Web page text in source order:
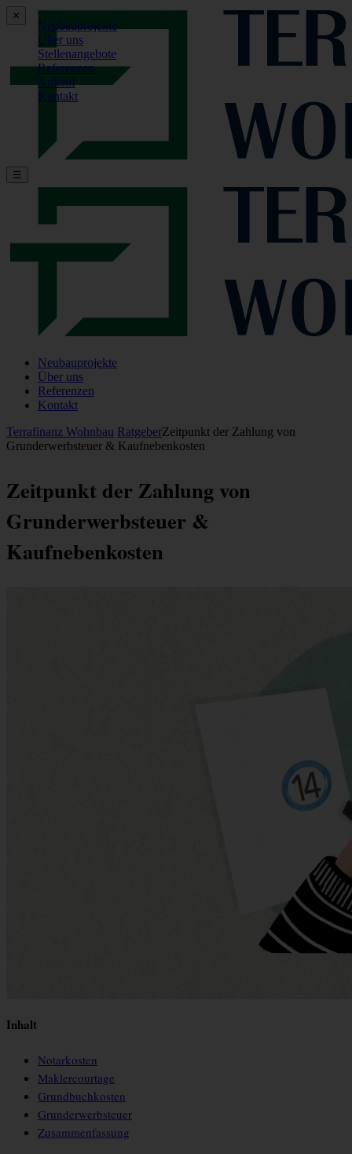
×
Neubauprojekte
Über uns
Stellenangebote
Referenzen
Ankauf
Kontakt
☰
Neubauprojekte
Über uns
Referenzen
Kontakt
Terrafinanz Wohnbau RatgeberZeitpunkt der Zahlung von
Grunderwerbsteuer & Kaufnebenkosten
Zeitpunkt der Zahlung von
Grunderwerbsteuer &
Kaufnebenkosten
Inhalt
Notarkosten
Maklercourtage
Grundbuchkosten
Grunderwerbsteuer
Zusammenfassung